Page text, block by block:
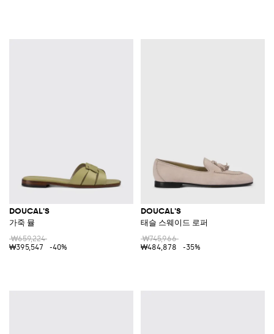
DOUCAL'S
가죽 뮬
₩659,224
₩395,547
-40%
DOUCAL'S
태슬 스웨이드 로퍼
₩745,966
₩484,878
-35%